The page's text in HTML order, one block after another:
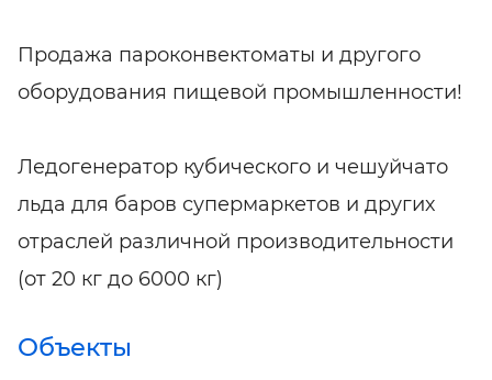
Продажа пароконвектоматы и другого
оборудования пищевой промышленности!
Ледогенератор кубического и чешуйчато
льда для баров супермаркетов и других
отраслей различной производительности
(от 20 кг до 6000 кг)
Объекты